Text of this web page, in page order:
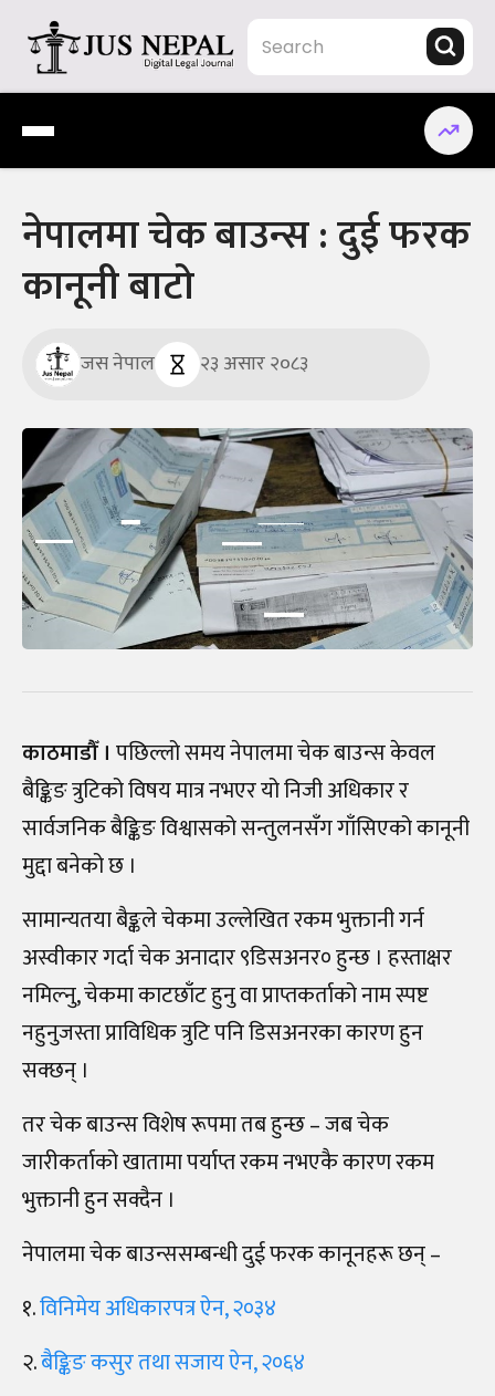
content
Jus Nepal | www.jusnepal.com
Digital Legal Journal
नेपालमा चेक बाउन्स : दुई फरक
कानूनी बाटो
जस नेपाल २३ असार २०८३
काठमाडौँ । पछिल्लो समय नेपालमा चेक बाउन्स केवल
बैङ्किङ त्रुटिको विषय मात्र नभएर यो निजी अधिकार र
सार्वजनिक बैङ्किङ विश्वासको सन्तुलनसँग गाँसिएको कानूनी
मुद्दा बनेको छ ।
सामान्यतया बैङ्कले चेकमा उल्लेखित रकम भुक्तानी गर्न
अस्वीकार गर्दा चेक अनादार ९डिसअनर० हुन्छ । हस्ताक्षर
नमिल्नु, चेकमा काटछाँट हुनु वा प्राप्तकर्ताको नाम स्पष्ट
नहुनुजस्ता प्राविधिक त्रुटि पनि डिसअनरका कारण हुन
सक्छन् ।
तर चेक बाउन्स विशेष रूपमा तब हुन्छ – जब चेक
जारीकर्ताको खातामा पर्याप्त रकम नभएकै कारण रकम
भुक्तानी हुन सक्दैन ।
नेपालमा चेक बाउन्ससम्बन्धी दुई फरक कानूनहरू छन्‌ –
१.विनिमेय अधिकारपत्र ऐन, २०३४
२.बैङ्किङ कसुर तथा सजाय ऐन, २०६४